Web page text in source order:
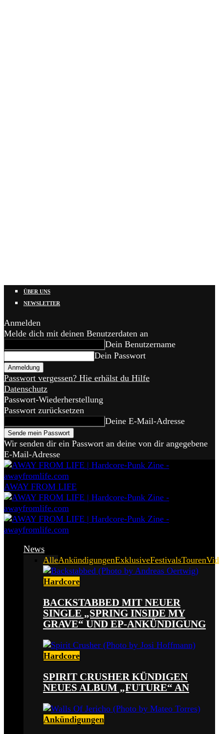
ÜBER UNS
NEWSLETTER
Anmelden
Melde dich mit deinen Benutzerdaten an
Dein Benutzername
Dein Passwort
Passwort vergessen? Hie erhälst du Hilfe
Datenschutz
Passwort-Wiederherstellung
Passwort zurücksetzen
Deine E-Mail-Adresse
Wir senden dir ein Passwort an deine von dir angegebene
E-Mail-Adresse
AWAY FROM LIFE
News
AlleAnkündigungenExklusiveFestivalsTouren
Hardcore
BACKSTABBED MIT NEUER
SINGLE „SPRING INSIDE MY
GRAVE“ UND EP-ANKÜNDIGUNG
Hardcore
SPIRIT CRUSHER KÜNDIGEN
NEUES ALBUM „FUTURE“ AN
Ankündigungen